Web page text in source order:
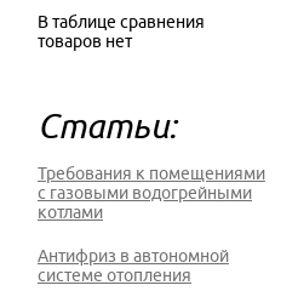
В таблице сравнения
товаров нет
Статьи:
Требования к помещениями
с газовыми водогрейными
котлами
Антифриз в автономной
системе отопления